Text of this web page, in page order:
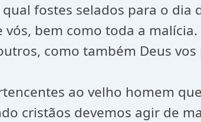
fostes selados para o dia
bem como toda a
como também Deus
ao velho homem
cristãos devemos agir de